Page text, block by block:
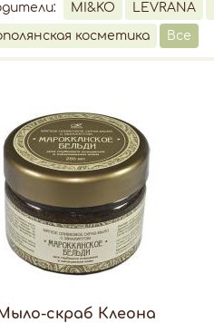
MI&KO LEVRANA
косметика Все
скраб Клеона